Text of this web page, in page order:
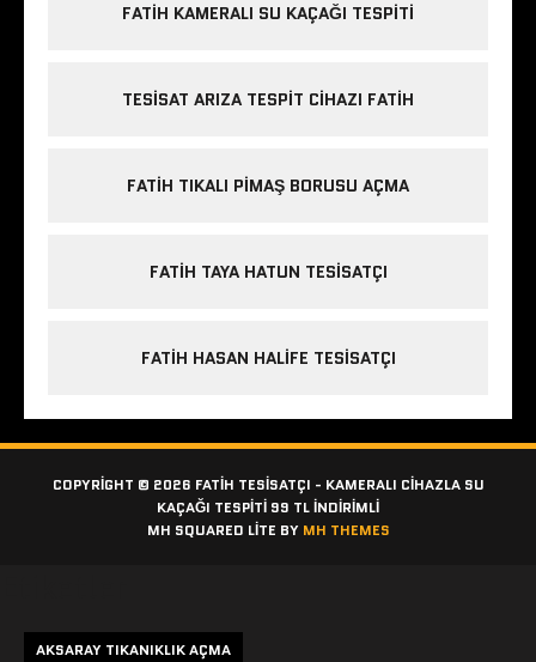
FATIH KAMERALI SU KAÇAĞI TESPITI
TESISAT ARIZA TESPIT CIHAZI FATIH
FATIH TIKALI PIMAŞ BORUSU AÇMA
FATIH TAYA HATUN TESISATÇI
FATIH HASAN HALIFE TESISATÇI
COPYRIGHT © 2026 FATIH TESISATÇI - KAMERALI CIHAZLA SU
KAÇAĞI TESPITI 99 TL İNDİRİMLİ
MH SQUARED LITE BY MH THEMES
AKSARAY TIKANIKLIK AÇMA